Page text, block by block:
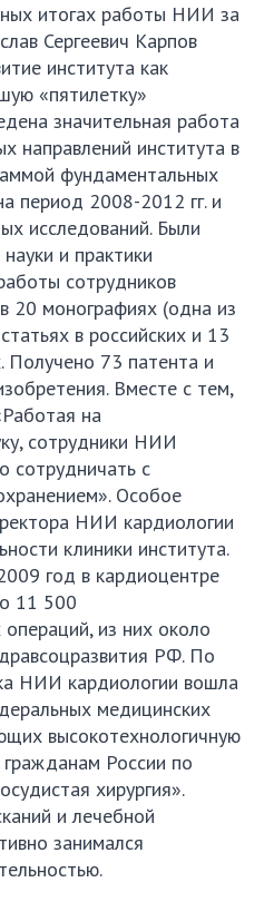
итогах работы НИИ за
Сергеевич Карпов
института как
«пятилетку»
значительная работа
направлений института в
фундаментальных
период 2008-2012 гг. и
исследований. Были
и практики
сотрудников
20 монографиях (одна из
в российских и 13
Получено 73 патента и
Вместе с тем,
на
сотрудники НИИ
сотрудничать с
Особое
НИИ кардиологии
клиники института.
год в кардиоцентре
11 500
из них около
РФ. По
НИИ кардиологии вошла
медицинских
высокотехнологичную
России по
хирургия».
и лечебной
занимался